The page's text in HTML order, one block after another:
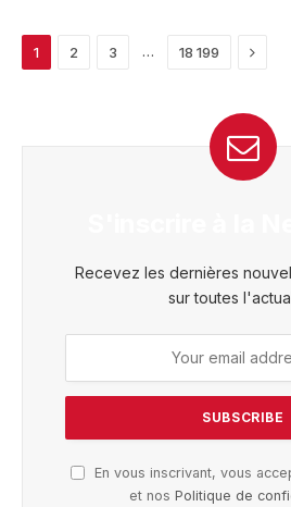
1 2 3 … 18 199 Next
Recevez les dernières
sur toutes
En vous inscrivant, vous
et nos Politique de